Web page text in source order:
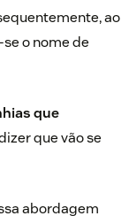
ao
o nome de
que
que vão se
abordagem